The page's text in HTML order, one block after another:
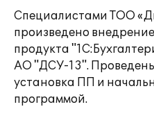
Специалистами ТОО
произведено
продукта
АО "ДСУ-13".
установка ПП и
программой.